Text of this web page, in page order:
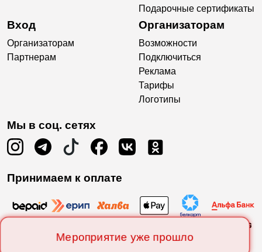
Мероприятие уже прошло
Подарочные сертификаты
Вход
Организаторам
Партнерам
Организаторам
Возможности
Подключиться
Реклама
Тарифы
Логотипы
Мы в соц. сетях
Принимаем к оплате